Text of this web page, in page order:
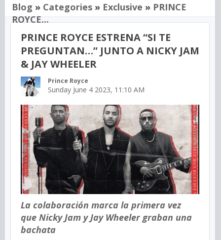
Blog » Categories » Exclusive » PRINCE
ROYCE...
PRINCE ROYCE ESTRENA “SI TE
PREGUNTAN…” JUNTO A NICKY JAM
& JAY WHEELER
Prince Royce
Sunday June 4 2023, 11:10 AM
La colaboración marca la primera vez
que Nicky Jam y Jay Wheeler graban una
bachata